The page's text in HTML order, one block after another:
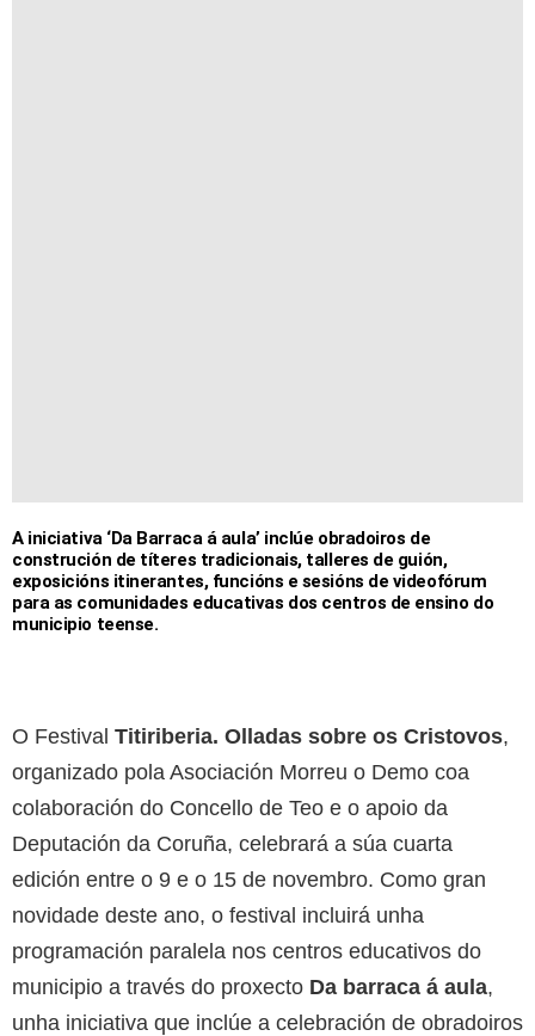
A iniciativa ‘Da Barraca á aula’ inclúe obradoiros de
construción de títeres tradicionais, talleres de guión,
exposicións itinerantes, funcións e sesións de videofórum
para as comunidades educativas dos centros de ensino do
municipio teense.
O Festival Titiriberia. Olladas sobre os Cristovos,
organizado pola Asociación Morreu o Demo coa
colaboración do Concello de Teo e o apoio da
Deputación da Coruña, celebrará a súa cuarta
edición entre o 9 e o 15 de novembro. Como gran
novidade deste ano, o festival incluirá unha
programación paralela nos centros educativos do
municipio a través do proxecto Da barraca á aula,
unha iniciativa que inclúe a celebración de obradoiros